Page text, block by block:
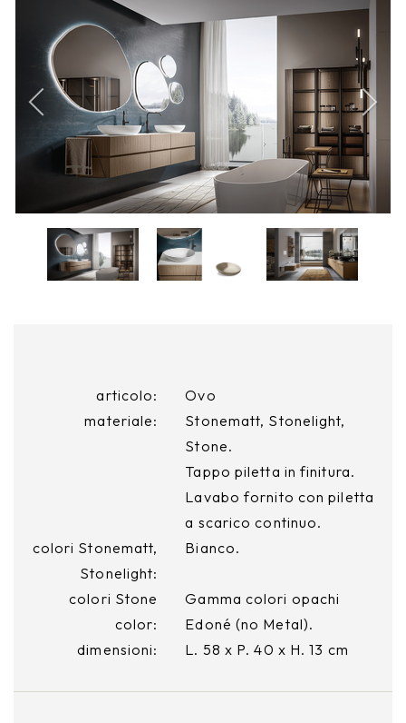
articolo:
Ovo
materiale:
Stonematt, Stonelight,
Stone.
Tappo piletta in finitura.
Lavabo fornito con piletta
a scarico continuo.
colori Stonematt,
Stonelight:
Bianco.
colori Stone
color:
Gamma colori opachi
Edoné (no Metal).
dimensioni:
L. 58 x P. 40 x H. 13 cm